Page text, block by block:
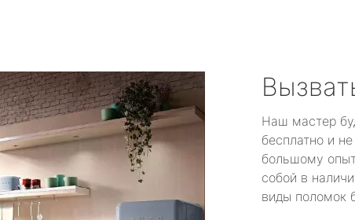
Наш мастер
бесплатно и
большому
собой в
виды поломок